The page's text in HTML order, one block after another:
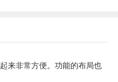
来非常方便。功能的布局也